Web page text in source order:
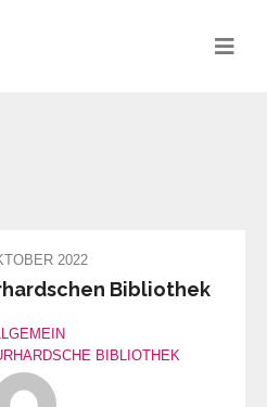
2022
Bibliothek
BIBLIOTHEK